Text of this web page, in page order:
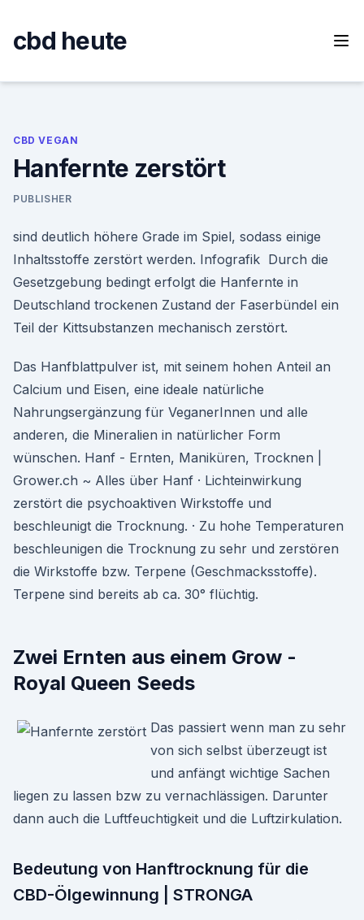
content
cbd heute
CBD VEGAN
Hanfernte zerstört
PUBLISHER
sind deutlich höhere Grade im Spiel, sodass einige
Inhaltsstoffe zerstört werden. Infografik Durch die
Gesetzgebung bedingt erfolgt die Hanfernte in
Deutschland trockenen Zustand der Faserbündel ein
Teil der Kittsubstanzen mechanisch zerstört.
Das Hanfblattpulver ist, mit seinem hohen Anteil an
Calcium und Eisen, eine ideale natürliche
Nahrungsergänzung für VeganerInnen und alle
anderen, die Mineralien in natürlicher Form
wünschen. Hanf - Ernten, Maniküren, Trocknen |
Grower.ch ~ Alles über Hanf · Lichteinwirkung
zerstört die psychoaktiven Wirkstoffe und
beschleunigt die Trocknung. · Zu hohe Temperaturen
beschleunigen die Trocknung zu sehr und zerstören
die Wirkstoffe bzw. Terpene (Geschmacksstoffe).
Terpene sind bereits ab ca. 30° flüchtig.
Zwei Ernten aus einem Grow -
Royal Queen Seeds
Das passiert wenn man zu sehr
von sich selbst überzeugt ist
und anfängt wichtige Sachen
liegen zu lassen bzw zu vernachlässigen. Darunter
dann auch die Luftfeuchtigkeit und die Luftzirkulation.
Bedeutung von Hanftrocknung für die
CBD-Ölgewinnung | STRONGA